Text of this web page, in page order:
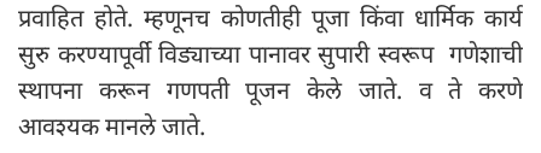
प्रवाहित होते. म्हणूनच कोणतीही पूजा किंवा धार्मिक कार्य
सुरु करण्यापूर्वी विड्याच्या पानावर सुपारी स्वरूप गणेशाची
स्थापना करून गणपती पूजन केले जाते. व ते करणे
आवश्यक मानले जाते.